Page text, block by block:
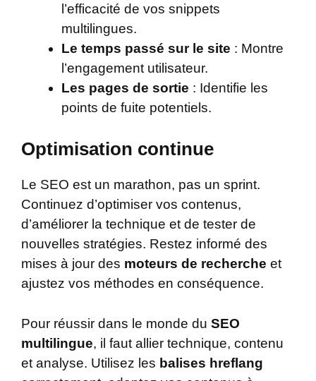
l’efficacité de vos snippets
multilingues.
Le temps passé sur le site : Montre
l’engagement utilisateur.
Les pages de sortie : Identifie les
points de fuite potentiels.
Optimisation continue
Le SEO est un marathon, pas un sprint.
Continuez d’optimiser vos contenus,
d’améliorer la technique et de tester de
nouvelles stratégies. Restez informé des
mises à jour des moteurs de recherche et
ajustez vos méthodes en conséquence.
Pour réussir dans le monde du SEO
multilingue, il faut allier technique, contenu
et analyse. Utilisez les balises hreflang